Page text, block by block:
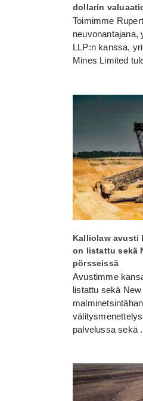
dollarin
Toimimme
neuvonantajana,
LLP:n kanssa,
Mines Limited
Kalliolaw avusti
on listattu sekä
pörsseissä
Avustimme
listattu sekä
palvelussa sekä